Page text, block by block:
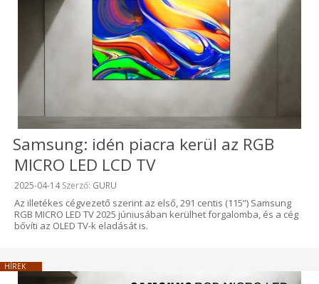
Samsung: idén piacra kerül az RGB
MICRO LED LCD TV
Beküldve:
2025-04-14Szerző: GURU
Az illetékes cégvezető szerint az első, 291 centis (115”) Samsung
RGB MICRO LED TV 2025 júniusában kerülhet forgalomba, és a cég
bővíti az OLED TV-k eladását is.
HÍREK